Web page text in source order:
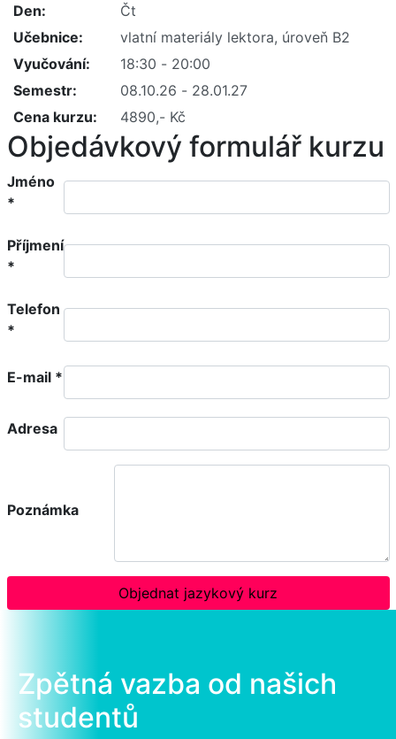
Den
Učebnice
Vyučování
Semestr
Cena kurzu
Objedávkový formulář kurzu
Jméno
*
Příjmení
*
Telefon
*
E-mail *
Adresa
Poznámka
Objednat jazykový kurz
Zpětná vazba od našich
studentů